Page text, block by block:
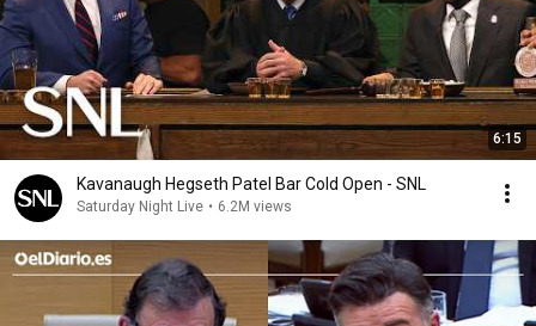
6:15
Kavanaugh Hegseth Patel Bar Cold Open - SNL
Saturday Night Live • 6.2M views